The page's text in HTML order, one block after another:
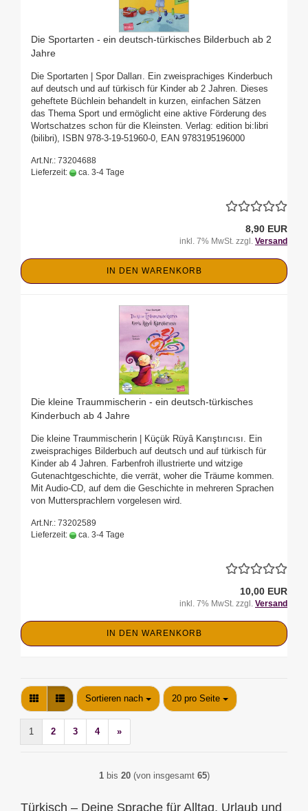
Die Sportarten - ein deutsch-türkisches Bilderbuch ab 2
Jahre
Die Sportarten | Spor Dalları. Ein zweisprachiges Kinderbuch
auf deutsch und auf türkisch für Kinder ab 2 Jahren. Dieses
geheftete Büchlein behandelt in kurzen, einfachen Sätzen
das Thema Sport und ermöglicht eine aktive Förderung des
Wortschatzes schon für die Kleinsten. Verlag: edition bi:libri
(bilibri), ISBN 978-3-19-51960-0, EAN 9783195196000
Art.Nr.: 73204688
Lieferzeit:
ca. 3-4 Tage
8,90 EUR
inkl. 7% MwSt. zzgl. Versand
IN DEN WARENKORB
Die kleine Traummischerin - ein deutsch-türkisches
Kinderbuch ab 4 Jahre
Die kleine Traummischerin | Küçük Rüyâ Karıştırıcısı. Ein
zweisprachiges Bilderbuch auf deutsch und auf türkisch für
Kinder ab 4 Jahren. Farbenfroh illustrierte und witzige
Gutenachtgeschichte, die verrät, woher die Träume kommen.
Mit Audio-CD, auf dem die Geschichte in mehreren Sprachen
von Muttersprachlern vorgelesen wird.
Art.Nr.: 73202589
Lieferzeit:
ca. 3-4 Tage
10,00 EUR
inkl. 7% MwSt. zzgl. Versand
IN DEN WARENKORB
Sortieren nach
Sortieren nach 20 pro Seite
pro Seite
1 2 3 4 »
1bis 20(von insgesamt 65)
Türkisch – Deine Sprache für Alltag, Urlaub und